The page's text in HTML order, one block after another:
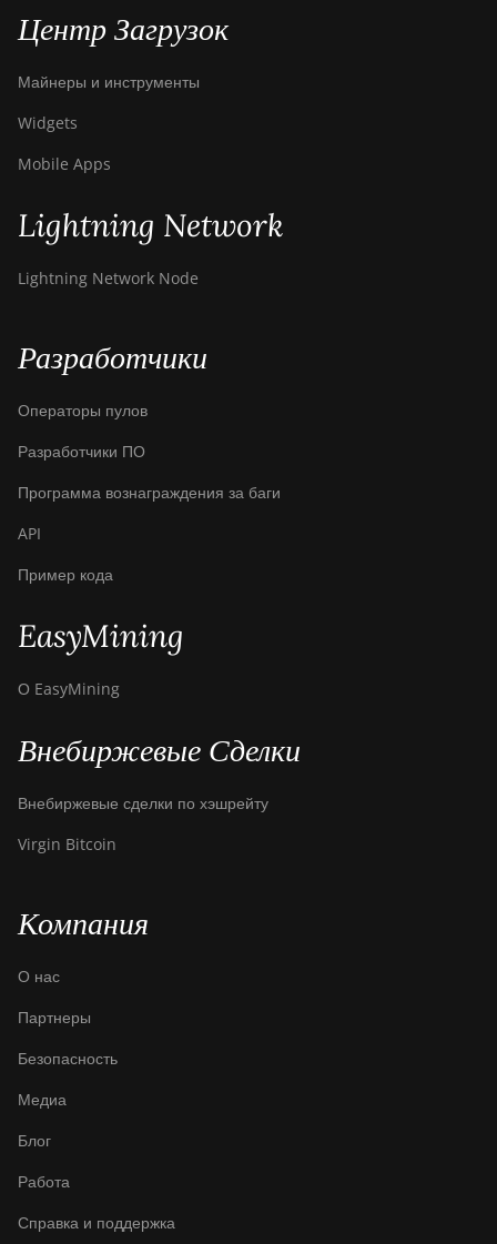
Центр Загрузок
Майнеры и инструменты
Widgets
Mobile Apps
Lightning Network
Lightning Network Node
Разработчики
Операторы пулов
Разработчики ПО
Программа вознаграждения за баги
API
Пример кода
EasyMining
О EasyMining
Внебиржевые Сделки
Внебиржевые сделки по хэшрейту
Virgin Bitcoin
Компания
О нас
Партнеры
Безопасность
Медиа
Блог
Работа
Справка и поддержка